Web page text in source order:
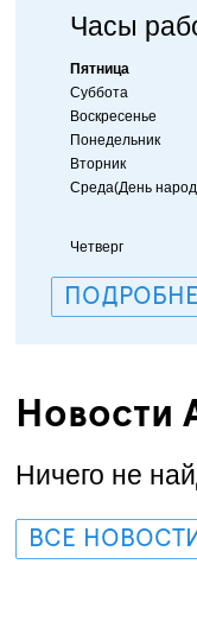
Часы
Пятница
Суббота
Воскресенье
Понедельник
Вторник
Среда(День
Четверг
Новости
Ничего не
ВСЕ